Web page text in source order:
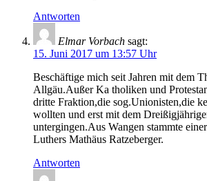
Antworten
Elmar Vorbach sagt:
15. Juni 2017 um 13:57 Uhr
Beschäftige mich seit Jahren mit dem
Allgäu.Außer Ka tholiken und
dritte Fraktion,die sog.Unionisten,die
wollten und erst mit dem
untergingen.Aus Wangen stammte
Luthers Mathäus Ratzeberger.
Antworten